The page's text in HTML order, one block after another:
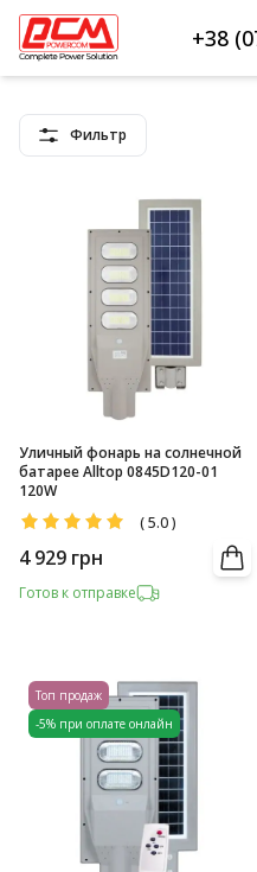
+38
Фильтр
Уличный фонарь на солнечной
батарее Alltop 0845D120-01
120W
(5.0)
4 929 грн
Готов к отправке
Топ продаж
-5% при оплате онлайн